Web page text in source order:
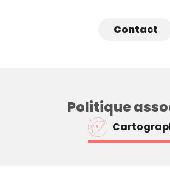
Contact
Politique